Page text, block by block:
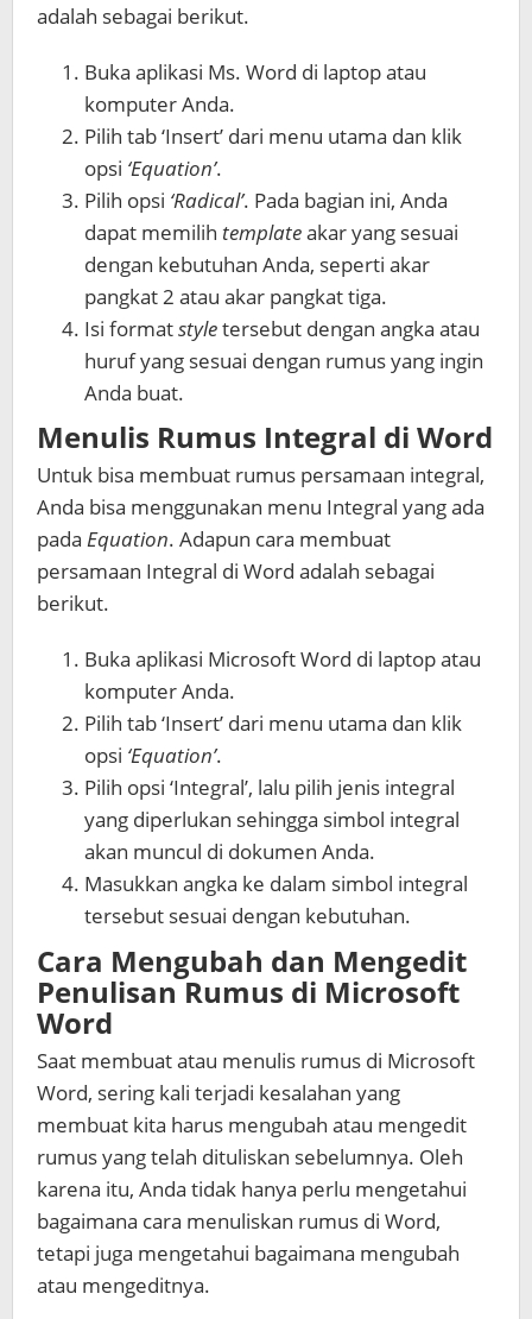
adalah sebagai berikut.
Buka aplikasi Ms. Word di laptop atau
komputer Anda.
Pilih tab ‘Insert’ dari menu utama dan klik
opsi ‘Equation’.
Pilih opsi ‘Radical’. Pada bagian ini, Anda
dapat memilih templateakar yang sesuai
dengan kebutuhan Anda, seperti akar
pangkat 2 atau akar pangkat tiga.
Isi formatstyletersebut dengan angka atau
huruf yang sesuai dengan rumus yang ingin
Anda buat.
Menulis Rumus Integral di Word
Untuk bisa membuat rumus persamaan integral,
Anda bisa menggunakan menu Integral yang ada
pada Equation. Adapun cara membuat
persamaan Integral di Word adalah sebagai
berikut.
Buka aplikasi Microsoft Word di laptop atau
komputer Anda.
Pilih tab ‘Insert’ dari menu utama dan klik
opsi ‘Equation’.
Pilih opsi ‘Integral’, lalu pilih jenis integral
yang diperlukan sehingga simbol integral
akan muncul di dokumen Anda.
Masukkan angka ke dalam simbol integral
tersebut sesuai dengan kebutuhan.
Cara Mengubah dan Mengedit
Penulisan Rumus di Microsoft
Word
Saat membuat atau menulis rumus di Microsoft
Word, sering kali terjadi kesalahan yang
membuat kita harus mengubah atau mengedit
rumus yang telah dituliskan sebelumnya. Oleh
karena itu, Anda tidak hanya perlu mengetahui
bagaimana cara menuliskan rumus di Word,
tetapi juga mengetahui bagaimana mengubah
atau mengeditnya.